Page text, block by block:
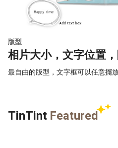
版型
相片大小，文字位置
最自由的版型，文字框可以任意擺
TinTint Featured